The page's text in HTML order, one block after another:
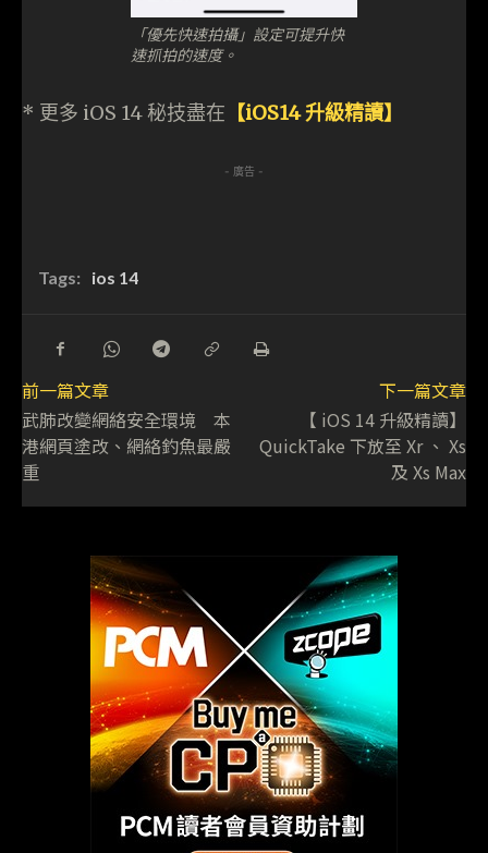
「優先快速拍攝」設定可提升快
速抓拍的速度。
* 更多 iOS 14 秘技盡在 【iOS14 升級精讀】
- 廣告 -
Tags: ios 14
前一篇文章
武肺改變網絡安全環境 本
港網頁塗改、網絡釣魚最嚴
重
下一篇文章
【 iOS 14 升級精讀】
QuickTake 下放至 Xr 、 Xs
及 Xs Max